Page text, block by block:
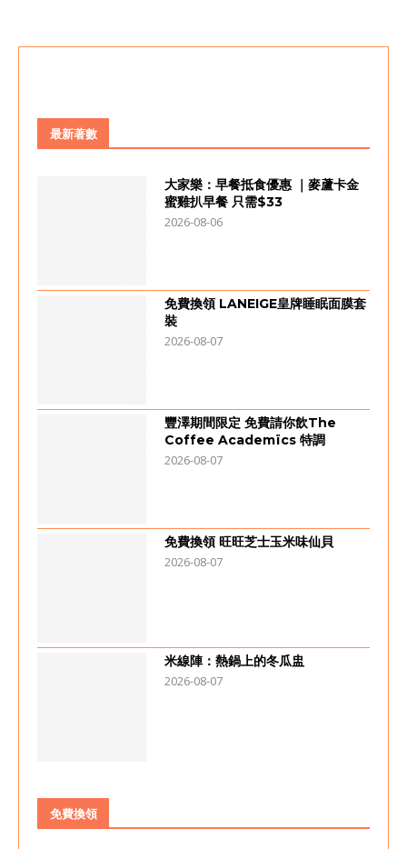
最新著數
大家樂：早餐抵食優惠 ｜麥蘆卡金
蜜雞扒早餐 只需$33
2026-08-06
免費換領 LANEIGE皇牌睡眠面膜套
裝
2026-08-07
豐澤期間限定 免費請你飲The
Coffee Academïcs 特調
2026-08-07
免費換領 旺旺芝士玉米味仙貝
2026-08-07
米線陣：熱鍋上的冬瓜盅
2026-08-07
免費換領